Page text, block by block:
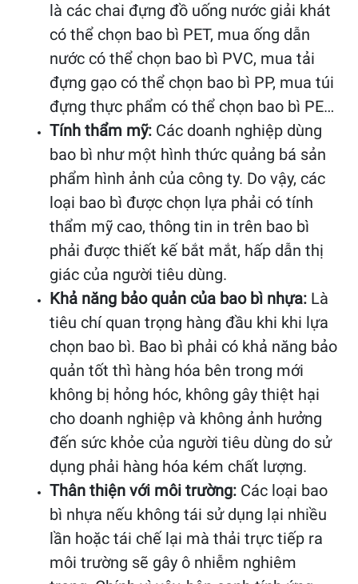
là các chai đựng đồ uống nước giải khát
có thể chọn bao bì PET, mua ống dẫn
nước có thể chọn bao bì PVC, mua tải
đựng gạo có thể chọn bao bì PP, mua túi
đựng thực phẩm có thể chọn bao bì PE…
Tính thẩm mỹ: Các doanh nghiệp dùng
bao bì như một hình thức quảng bá sản
phẩm hình ảnh của công ty. Do vậy, các
loại bao bì được chọn lựa phải có tính
thẩm mỹ cao, thông tin in trên bao bì
phải được thiết kế bắt mắt, hấp dẫn thị
giác của người tiêu dùng.
Khả năng bảo quản của bao bì nhựa: Là
tiêu chí quan trọng hàng đầu khi khi lựa
chọn bao bì. Bao bì phải có khả năng bảo
quản tốt thì hàng hóa bên trong mới
không bị hỏng hóc, không gây thiệt hại
cho doanh nghiệp và không ảnh hưởng
đến sức khỏe của người tiêu dùng do sử
dụng phải hàng hóa kém chất lượng.
Thân thiện với môi trường: Các loại bao
bì nhựa nếu không tái sử dụng lại nhiều
lần hoặc tái chế lại mà thải trực tiếp ra
môi trường sẽ gây ô nhiễm nghiêm